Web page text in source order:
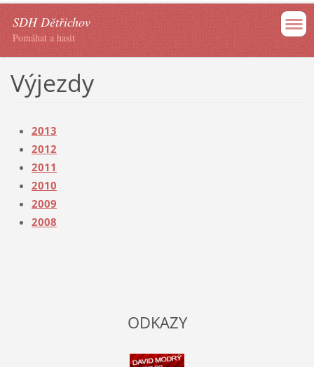
SDH Dětřichov
Pomáhat a hasit
Výjezdy
2013
2012
2011
2010
2009
2008
ODKAZY